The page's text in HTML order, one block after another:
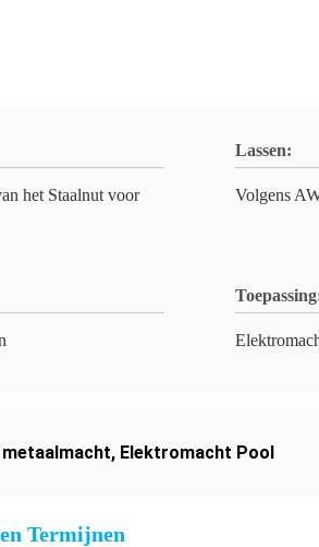
het Staalnut voor
Lassen:
Volgens
metaalmacht, Elektromacht Pool
Termijnen